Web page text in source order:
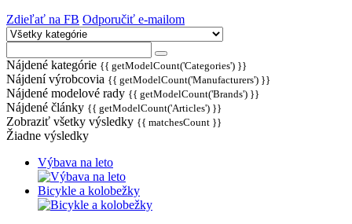
Zdieľať na FB Odporučiť e-mailom
Nájdené kategórie {{ getModelCount('Categories') }}
Nájdení výrobcovia {{ getModelCount('Manufacturers') }}
Nájdené modelové rady {{ getModelCount('Brands') }}
Nájdené články {{ getModelCount('Articles') }}
Zobraziť všetky výsledky {{ matchesCount }}
Žiadne výsledky
Výbava na leto
Bicykle a kolobežky